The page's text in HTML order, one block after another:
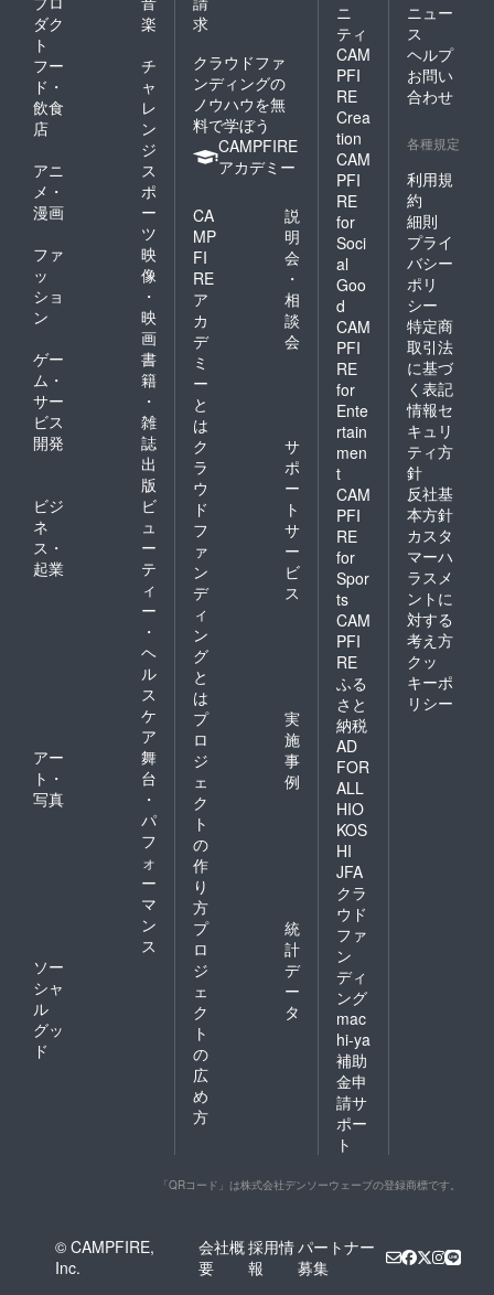
ダク
ト
楽
フー
ド・
飲食
店
チ
ャ
レ
ン
ジ
アニ
メ・
漫画
ス
ポ
ー
ツ
ファ
ッ
ショ
ン
映
像
・
映
画
ゲー
ム・
サー
ビス
開発
書
籍
・
雑
誌
出
版
ビジ
ネ
ス・
起業
ビ
ュ
ー
テ
ィ
ー
・
ヘ
ル
ス
ケ
ア
アー
ト・
写真
舞
台
・
パ
フ
ォ
ー
マ
ン
ス
ソー
シャ
ル
グッ
ド
求
クラウドファ
ンディングの
ノウハウを無
料で学ぼう
CAMPFIRE
アカデミー
CA
MP
FI
RE
ア
カ
デ
ミ
ー
と
は
説
明
会
・
相
談
会
ク
ラ
ウ
ド
フ
ァ
ン
デ
ィ
ン
グ
と
は
サ
ポ
ー
ト
サ
ー
ビ
ス
プ
ロ
ジ
ェ
ク
ト
の
作
り
方
実
施
事
例
プ
ロ
ジ
ェ
ク
ト
の
広
め
方
統
計
デ
ー
タ
ニ
ティ
CAM
PFI
RE
Crea
tion
CAM
PFI
RE
for
Soci
al
Goo
d
CAM
PFI
RE
for
Ente
rtain
men
t
CAM
PFI
RE
for
Spor
ts
CAM
PFI
RE
ふる
さと
納税
AD
FOR
ALL
HIO
KOS
HI
JFA
クラ
ウド
ファ
ン
ディ
ング
mac
hi-ya
補助
金申
請サ
ポー
ト
ニュー
ス
ヘルプ
お問い
合わせ
各種規定
利用規
約
細則
プライ
バシー
ポリ
シー
特定商
取引法
に基づ
く表記
情報セ
キュリ
ティ方
針
反社基
本方針
カスタ
マーハ
ラスメ
ントに
対する
考え方
クッ
キーポ
リシー
「QRコード」は株式会社デンソーウェーブの登録商標です。
© CAMPFIRE,
Inc.
会社概
要
採用情
報
パートナー
募集